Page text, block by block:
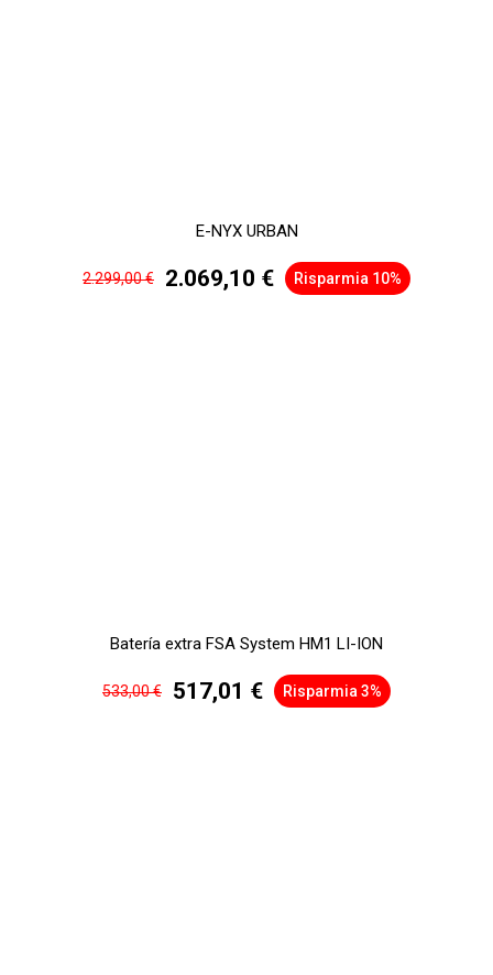
E-NYX URBAN
2.299,00 € 2.069,10 € Risparmia 10%
Batería extra FSA System HM1 LI-ION
533,00 € 517,01 € Risparmia 3%